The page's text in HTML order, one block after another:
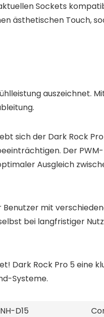
Sockets
ästhetischen Touch,
auszeichnet.
sich der Dark Rock
Der
Ausgleich
mit
bei langfristiger
Dark Rock Pro 5 eine
Systeme.
D15